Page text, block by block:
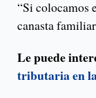
“Si colocamos
canasta
Le puede
tributaria en